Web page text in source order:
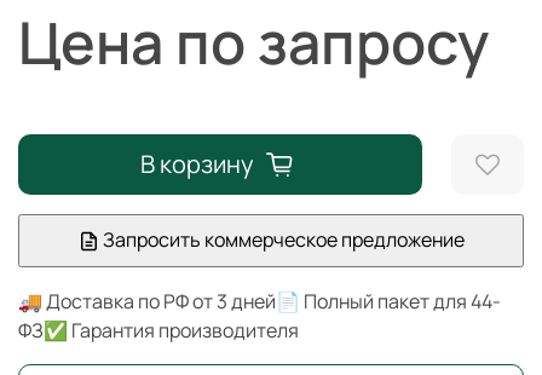
Цена по запросу
В корзину
Запросить коммерческое предложение
🚚 Доставка по РФ от 3 дней📄 Полный пакет для 44-
ФЗ✅ Гарантия производителя